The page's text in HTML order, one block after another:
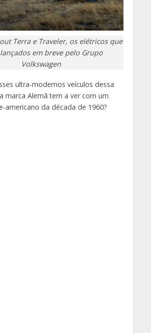
Terra e Traveler, os elétricos que
em breve pelo Grupo
Volkswagen
ultra-modernos veículos dessa
marca Alemã tem a ver com um
americano da década de 1960?